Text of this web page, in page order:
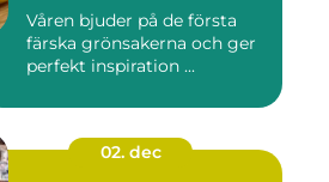
Våren bjuder på de första
färska grönsakerna och ger
perfekt inspiration ...
02. dec